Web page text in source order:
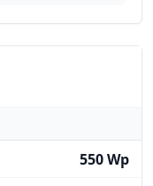
550 Wp